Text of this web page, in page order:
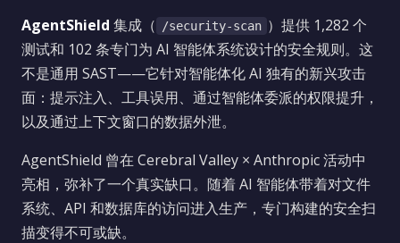
AgentShield 集成（ /security-scan ）提供 1,282 个
测试和 102 条专门为 AI 智能体系统设计的安全规则。这
不是通用 SAST——它针对智能体化 AI 独有的新兴攻击
面：提示注入、工具误用、通过智能体委派的权限提升，
以及通过上下文窗口的数据外泄。
AgentShield 曾在 Cerebral Valley × Anthropic 活动中
亮相，弥补了一个真实缺口。随着 AI 智能体带着对文件
系统、API 和数据库的访问进入生产，专门构建的安全扫
描变得不可或缺。